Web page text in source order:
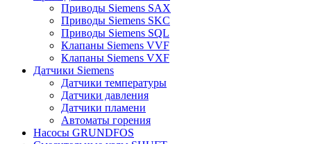
Приводы Siemens SAX
Приводы Siemens SKC
Приводы Siemens SQL
Клапаны Siemens VVF
Клапаны Siemens VXF
Датчики Siemens
Датчики температуры
Датчики давления
Датчики пламени
Автоматы горения
Насосы GRUNDFOS